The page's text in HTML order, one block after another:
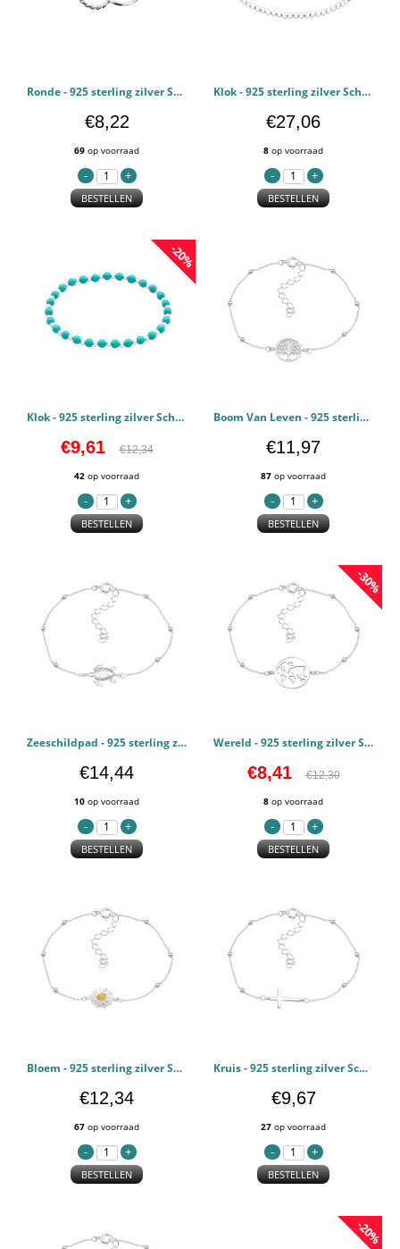
Ronde - 925 sterling zilver Schakelarmbanden PCJW45817
€8,22
69 op voorraad
BESTELLEN
Klok - 925 sterling zilver Schakelarmbanden PCJW45707
€27,06
8 op voorraad
BESTELLEN
-20%
Klok - 925 sterling zilver Schakelarmbanden PCJW45705
€9,61 €12,34
42 op voorraad
BESTELLEN
Boom Van Leven - 925 sterling zilver Schakelarmbanden PCJW45657
€11,97
87 op voorraad
BESTELLEN
Zeeschildpad - 925 sterling zilver Schakelarmbanden PCJW45651
€14,44
10 op voorraad
BESTELLEN
-30%
Wereld - 925 sterling zilver Schakelarmbanden PCJW45649
€8,41 €12,30
8 op voorraad
BESTELLEN
Bloem - 925 sterling zilver Schakelarmbanden PCJW45648
€12,34
67 op voorraad
BESTELLEN
Kruis - 925 sterling zilver Schakelarmbanden PCJW45647
€9,67
27 op voorraad
BESTELLEN
-20%